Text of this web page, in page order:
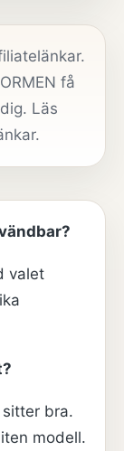
få
Läs
.
valet
bra.
modell.